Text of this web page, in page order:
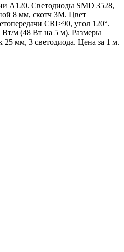
A120. Светодиоды SMD 3528,
8 мм, скотч 3M. Цвет
CRI>90, угол 120°.
м (48 Вт на 5 м). Размеры
мм, 3 светодиода. Цена за 1 м.